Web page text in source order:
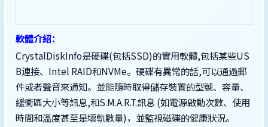
軟體介紹：
CrystalDiskInfo是硬碟(包括SSD)的實用軟體,包括某些US
B連接、Intel RAID和NVMe。硬碟有異常的話,可以通過郵
件或者聲音來通知。並能隨時取得儲存裝置的型號、容量、
緩衝區大小等訊息,和S.M.A.R.T.訊息 (如電源啟動次數、使用
時間和溫度甚至是壞軌數量)，並監視磁碟的健康狀況。